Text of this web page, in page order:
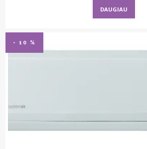
676,00 €.
DAUGIAU
- 10 %